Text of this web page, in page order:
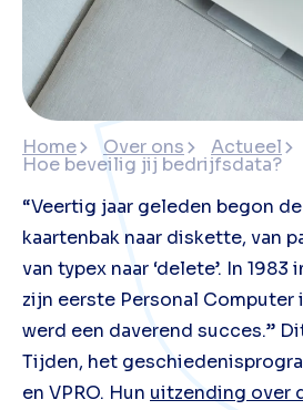
Home Over ons Actueel
Hoe beveilig jij bedrijfsdata?
“Veertig jaar geleden begon
kaartenbak naar diskette, van
van typex naar ‘delete’. In
zijn eerste Personal Computer
werd een daverend succes.”
Tijden, het
en VPRO. Hun uitzending over